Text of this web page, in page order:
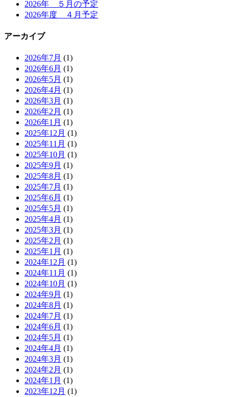
2026年 ５月の予定
2026年度 ４月予定
アーカイブ
2026年7月 (1)
2026年6月 (1)
2026年5月 (1)
2026年4月 (1)
2026年3月 (1)
2026年2月 (1)
2026年1月 (1)
2025年12月 (1)
2025年11月 (1)
2025年10月 (1)
2025年9月 (1)
2025年8月 (1)
2025年7月 (1)
2025年6月 (1)
2025年5月 (1)
2025年4月 (1)
2025年3月 (1)
2025年2月 (1)
2025年1月 (1)
2024年12月 (1)
2024年11月 (1)
2024年10月 (1)
2024年9月 (1)
2024年8月 (1)
2024年7月 (1)
2024年6月 (1)
2024年5月 (1)
2024年4月 (1)
2024年3月 (1)
2024年2月 (1)
2024年1月 (1)
2023年12月 (1)